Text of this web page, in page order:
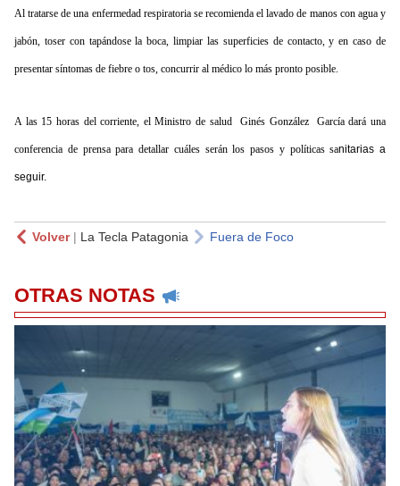
Al tratarse de una enfermedad respiratoria se recomienda el lavado de manos con agua y
jabón, toser con tapándose la boca, limpiar las superficies de contacto, y en caso de
presentar síntomas de fiebre o tos, concurrir al médico lo más pronto posible.
A las 15 horas del corriente, el Ministro de salud Ginés González García dará una
conferencia de prensa para detallar cuáles serán los pasos y políticas sanitarias a
seguir.
Volver| La Tecla Patagonia Fuera de Foco
OTRAS NOTAS